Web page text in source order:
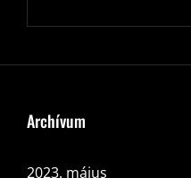
Archívum
2023. május